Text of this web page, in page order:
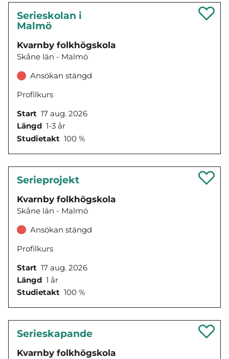
Serieskolan i
Malmö
Kvarnby folkhögskola
Skåne län - Malmö
Ansökan stängd
Profilkurs
Start 17 aug. 2026
Längd 1-3 år
Studietakt 100 %
Serieprojekt
Kvarnby folkhögskola
Skåne län - Malmö
Ansökan stängd
Profilkurs
Start 17 aug. 2026
Längd 1 år
Studietakt 100 %
Serieskapande
Kvarnby folkhögskola